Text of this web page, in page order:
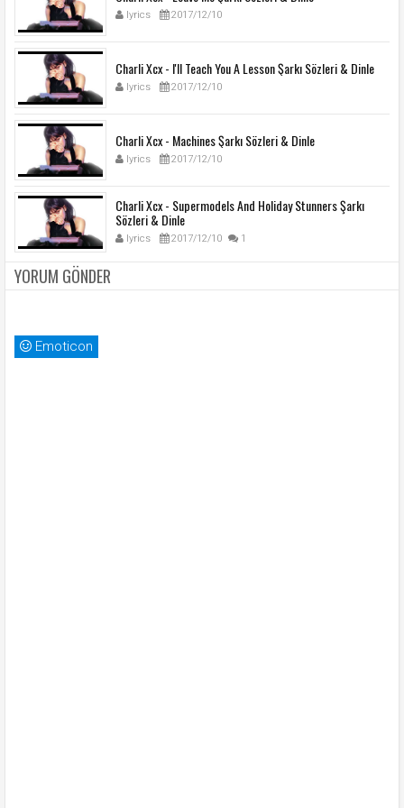
lyrics 2017/12/10
Charli Xcx - I'll Teach You A Lesson Şarkı Sözleri & Dinle
lyrics 2017/12/10
Charli Xcx - Machines Şarkı Sözleri & Dinle
lyrics 2017/12/10
Charli Xcx - Supermodels And Holiday Stunners Şarkı
Sözleri & Dinle
lyrics 2017/12/10 1
YORUM GÖNDER
Emoticon